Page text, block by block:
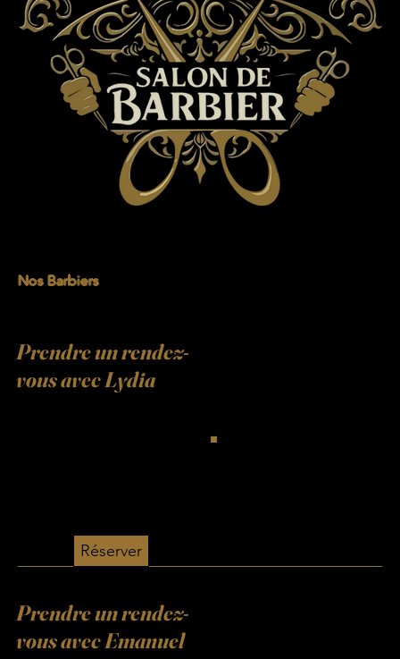
Nos Barbiers
Prendre un rendez-
vous avec Lydia
Réserver
Prendre un rendez-
vous avec Emanuel